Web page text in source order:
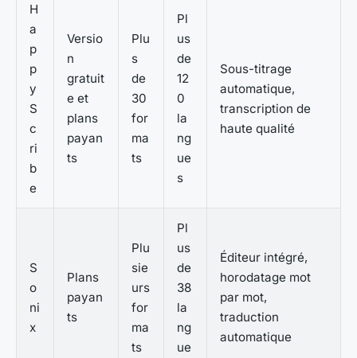
H
a
p
p
y
S
c
ri
b
e
Versio
n
gratuit
e et
plans
payan
ts
Plu
s
de
30
for
ma
ts
Pl
us
de
12
0
la
ng
ue
s
Sous-titrage
automatique,
transcription de
haute qualité
S
o
ni
x
Plans
payan
ts
Plu
sie
urs
for
ma
ts
Pl
us
de
38
la
ng
ue
Éditeur intégré,
horodatage mot
par mot,
traduction
automatique